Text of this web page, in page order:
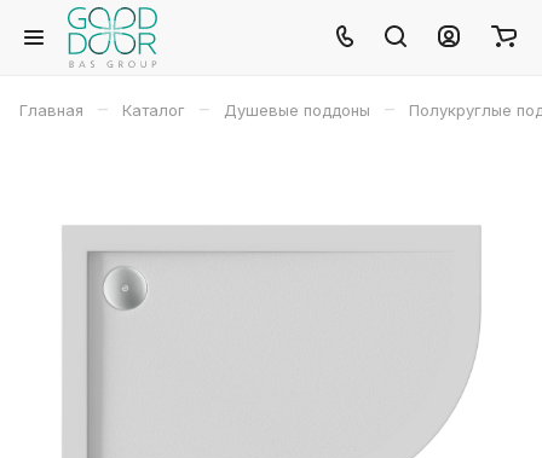
Главная – Каталог – Душевые поддоны – Полукруглые